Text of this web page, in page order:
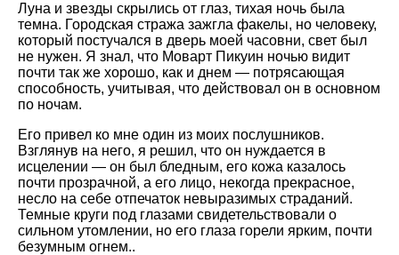
Луна и звезды скрылись от глаз, тихая ночь была
темна. Городская стража зажгла факелы, но человеку,
который постучался в дверь моей часовни, свет был
не нужен. Я знал, что Моварт Пикуин ночью видит
почти так же хорошо, как и днем — потрясающая
способность, учитывая, что действовал он в основном
по ночам.
Его привел ко мне один из моих послушников.
Взглянув на него, я решил, что он нуждается в
исцелении — он был бледным, его кожа казалось
почти прозрачной, а его лицо, некогда прекрасное,
несло на себе отпечаток невыразимых страданий.
Темные круги под глазами свидетельствовали о
сильном утомлении, но его глаза горели ярким, почти
безумным огнем..